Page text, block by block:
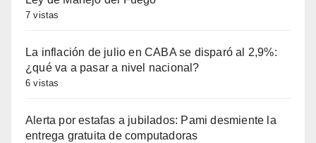
7 vistas
La inflación de julio en CABA se disparó al 2,9%:
¿qué va a pasar a nivel nacional?
6 vistas
Alerta por estafas a jubilados: Pami desmiente la
entrega gratuita de computadoras